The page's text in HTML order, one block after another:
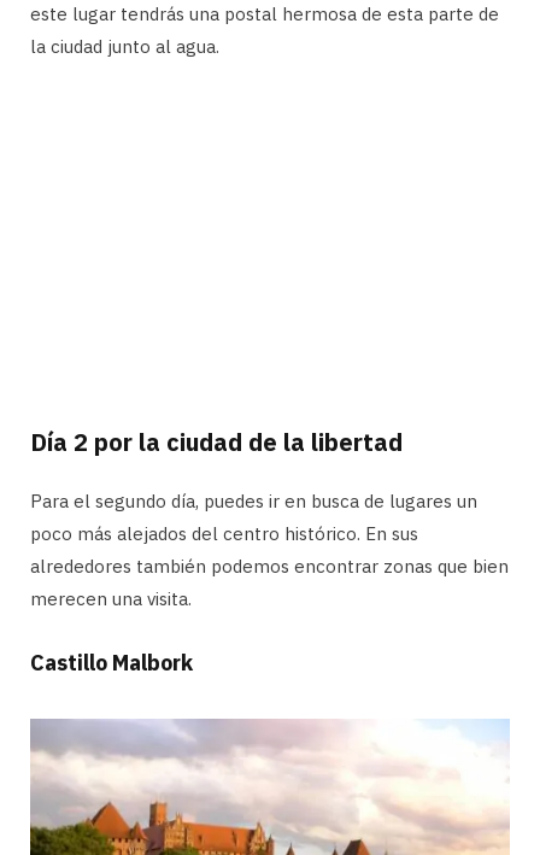
este lugar tendrás una postal hermosa de esta parte de
la ciudad junto al agua.
Día 2 por la ciudad de la libertad
Para el segundo día, puedes ir en busca de lugares un
poco más alejados del centro histórico. En sus
alrededores también podemos encontrar zonas que bien
merecen una visita.
Castillo Malbork